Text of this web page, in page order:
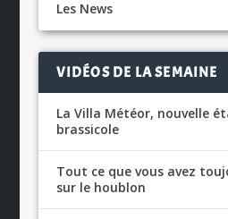
Les News
VIDÉOS DE LA SEMAINE
La Villa Météor, nouvelle
brassicole
Tout ce que vous avez
sur le houblon